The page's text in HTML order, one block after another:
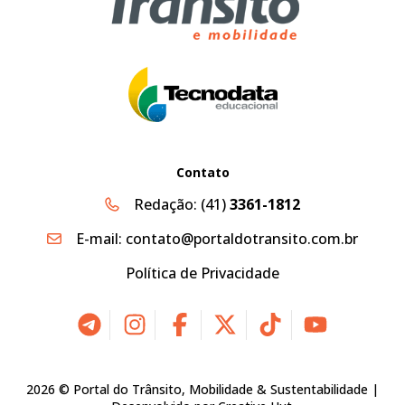
Contato
Redação: (41)3361-1812
E-mail: contato@portaldotransito.com.br
Política de Privacidade
2026 © Portal do Trânsito, Mobilidade & Sustentabilidade |